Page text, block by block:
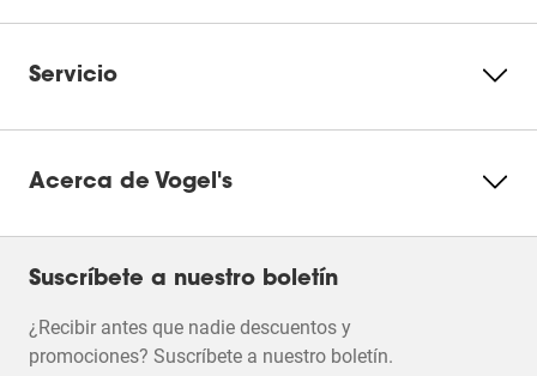
Servicio
Acerca de Vogel's
Suscríbete a nuestro boletín
¿Recibir antes que nadie descuentos y
promociones? Suscríbete a nuestro boletín.